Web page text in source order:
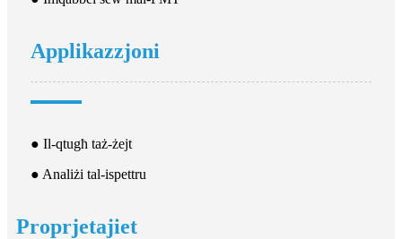
Applikazzjoni
● Il-qtugħ taż-żejt
● Analiżi tal-ispettru
Proprjetajiet